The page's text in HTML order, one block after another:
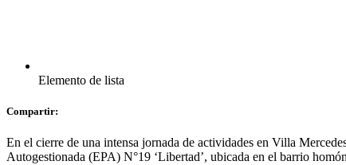
Elemento de lista
Compartir:
En el cierre de una intensa jornada de actividades en Villa
Autogestionada (EPA) N°19 ‘Libertad’, ubicada en el barrio